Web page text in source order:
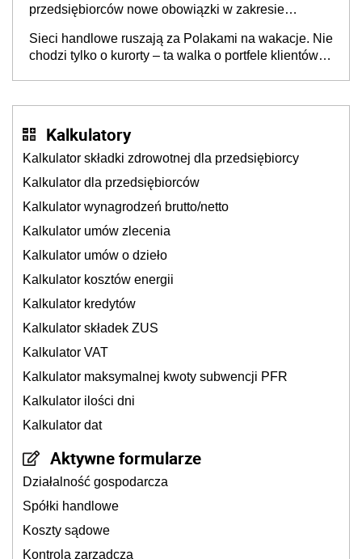
przedsiębiorców nowe obowiązki w zakresie
Sieci handlowe ruszają za Polakami na wakacje. Nie
chodzi tylko o kurorty – ta walka o portfele klientów
Kalkulatory
Kalkulator składki zdrowotnej dla przedsiębiorcy
Kalkulator dla przedsiębiorców
Kalkulator wynagrodzeń brutto/netto
Kalkulator umów zlecenia
Kalkulator umów o dzieło
Kalkulator kosztów energii
Kalkulator kredytów
Kalkulator składek ZUS
Kalkulator VAT
Kalkulator maksymalnej kwoty subwencji PFR
Kalkulator ilości dni
Kalkulator dat
Aktywne formularze
Działalność gospodarcza
Spółki handlowe
Koszty sądowe
Kontrola zarządcza